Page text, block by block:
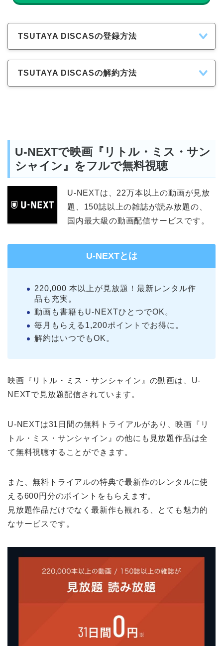
TSUTAYA DISCASの登録方法
TSUTAYA DISCASの解約方法
U-NEXTで映画『リトル・ミス・サン
シャイン』をフルで無料視聴
U-NEXTは、22万本以上の動画が見放
題、150誌以上の雑誌が読み放題の、
国内最大級の動画配信サービスです。
U-NEXTとは
220,000 本以上が見放題！最新レンタル作
品も充実。
動画も書籍もU-NEXTひとつでOK。
毎月もらえる1,200ポイントでお得に。
解約はいつでもOK。
映画『リトル・ミス・サンシャイン』の動画は、U-
NEXTで見放題配信されています。
U-NEXTは31日間の無料トライアルがあり、映画『リ
トル・ミス・サンシャイン』の他にも見放題作品は全
て無料視聴することができます。
また、無料トライアルの特典で最新作のレンタルに使
える600円分のポイントをもらえます。
見放題作品だけでなく最新作も観れる、とても魅力的
なサービスです。